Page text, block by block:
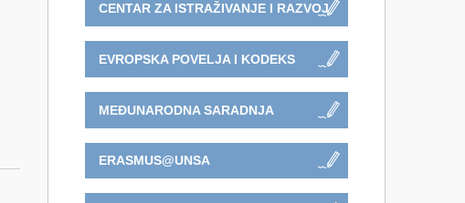
CENTAR ZA ISTRAŽIVANJE I RAZVOJ
EVROPSKA POVELJA I KODEKS
MEĐUNARODNA SARADNJA
ERASMUS@UNSA